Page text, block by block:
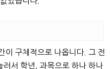
이 구체적으로 나옵니다. 그 전
러서 학년, 과목으로 하나 하나